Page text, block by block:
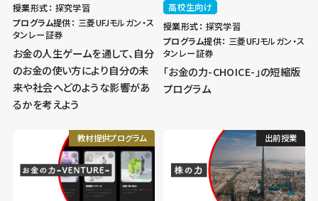
授業形式： 探究学習
プログラム提供： 三菱UFJモルガン・ス
タンレー証券
お金の人生ゲームを通して、自分
のお金の使い方により自分の未
来や社会へどのような影響があ
るかを考えよう
高校生向け
授業形式： 探究学習
プログラム提供： 三菱UFJモルガン・ス
タンレー証券
「お金の力-CHOICE-」の短縮版
プログラム
教材提供プログラム 出前授業